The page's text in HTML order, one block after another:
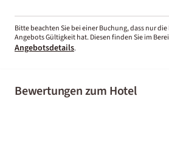
Bitte beachten Sie bei einer Buchung, dass nur
Angebots Gültigkeit hat. Diesen finden Sie im
Angebotsdetails.
Bewertungen zum Hotel